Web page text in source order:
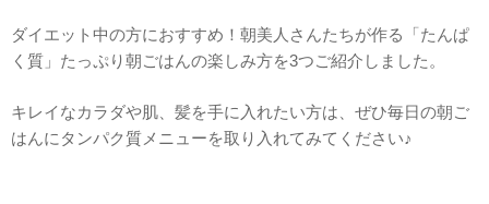
ダイエット中の方におすすめ！朝美人さんたちが作る「たんぱ
く質」たっぷり朝ごはんの楽しみ方を3つご紹介しました。
キレイなカラダや肌、髪を手に入れたい方は、ぜひ毎日の朝ご
はんにタンパク質メニューを取り入れてみてください♪